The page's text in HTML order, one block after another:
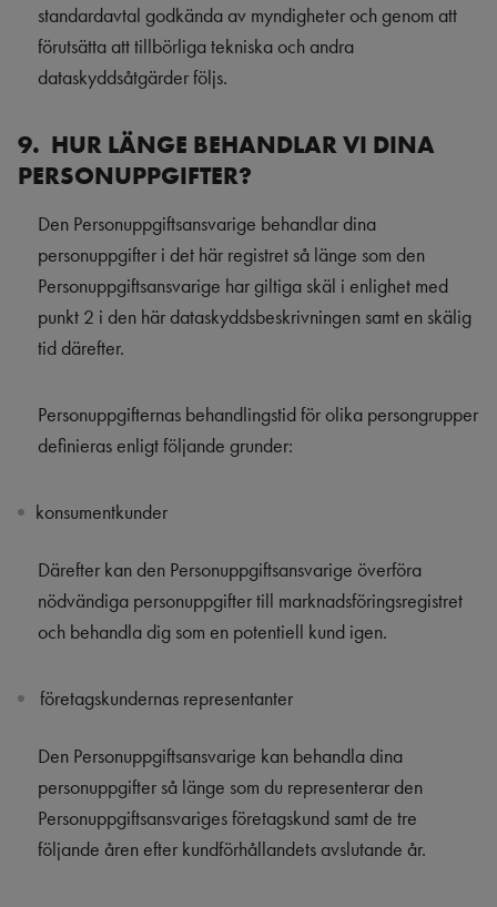
standardavtal godkända av myndigheter och genom att
förutsätta att tillbörliga tekniska och andra
dataskyddsåtgärder följs.
9. HUR LÄNGE BEHANDLAR VI DINA
PERSONUPPGIFTER?
Den Personuppgiftsansvarige behandlar dina
personuppgifter i det här registret så länge som den
Personuppgiftsansvarige har giltiga skäl i enlighet med
punkt 2 i den här dataskyddsbeskrivningen samt en skälig
tid därefter.
Personuppgifternas behandlingstid för olika persongrupper
definieras enligt följande grunder:
konsumentkunder
Därefter kan den Personuppgiftsansvarige överföra
nödvändiga personuppgifter till marknadsföringsregistret
och behandla dig som en potentiell kund igen.
företagskundernas representanter
Den Personuppgiftsansvarige kan behandla dina
personuppgifter så länge som du representerar den
Personuppgiftsansvariges företagskund samt de tre
följande åren efter kundförhållandets avslutande år.